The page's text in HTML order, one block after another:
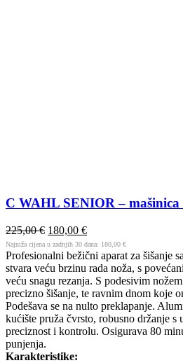
C WAHL SENIOR – mašinica
225,00€ 180,00 €
Najniža cijena u zadnjih 30 dana: 180,00 €
Profesionalni bežični aparat za šišanje
stvara veću brzinu rada noža, s
veću snagu rezanja. S podesivim
precizno šišanje, te ravnim dnom koje
Podešava se na nulto preklapanje.
kućište pruža čvrsto, robusno držanje s
preciznost i kontrolu. Osigurava 80
punjenja.
Karakteristike: